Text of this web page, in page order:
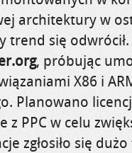
architektury w
trend się odwrócił.
, próbując
X86 i
Planowano
PPC w celu
zgłosiło się